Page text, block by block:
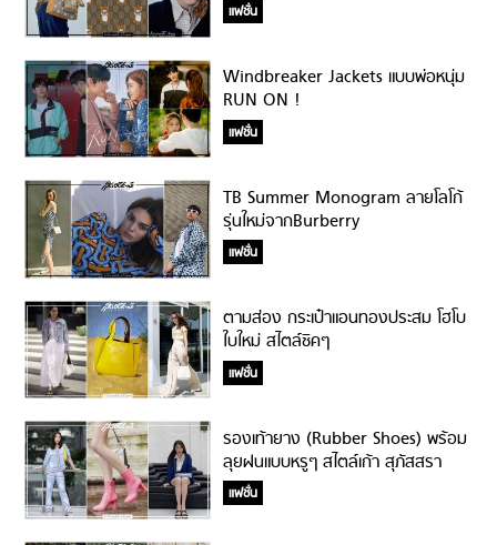
แฟชั่น
Windbreaker Jackets แบบพ่อหนุ่ม
RUN ON !
แฟชั่น
TB Summer Monogram ลายโลโก้
รุ่นใหม่จากBurberry
แฟชั่น
ตามส่อง กระเป๋าแอนทองประสม โฮโบ
ใบใหม่ สไตล์ชิคๆ
แฟชั่น
รองเท้ายาง (Rubber Shoes) พร้อม
ลุยฝนแบบหรูๆ สไตล์เก้า สุภัสสรา
แฟชั่น